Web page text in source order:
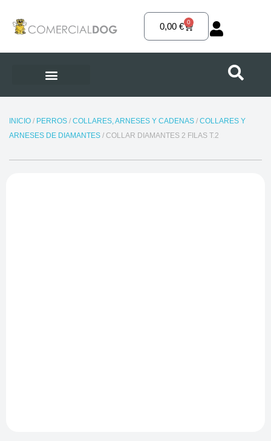
contenido
0,00€ 0
Carrito
INICIO/ PERROS/ COLLARES, ARNESES Y CADENAS/ COLLARES Y
ARNESES DE DIAMANTES/ COLLAR DIAMANTES 2 FILAS T.2